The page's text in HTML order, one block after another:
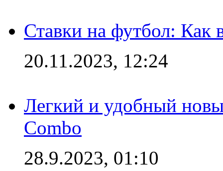
Ставки на футбол: Как
20.11.2023, 12:24
Легкий и удобный
Combo
28.9.2023, 01:10